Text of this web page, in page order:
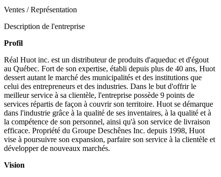
Ventes / Représentation
Description de l'entreprise
Profil
Réal Huot inc. est un distributeur de produits d'aqueduc et d'égout
au Québec. Fort de son expertise, établi depuis plus de 40 ans, Huot
dessert autant le marché des municipalités et des institutions que
celui des entrepreneurs et des industries. Dans le but d'offrir le
meilleur service à sa clientèle, l'entreprise possède 9 points de
services répartis de façon à couvrir son territoire. Huot se démarque
dans l'industrie grâce à la qualité de ses inventaires, à la qualité et à
la compétence de son personnel, ainsi qu'à son service de livraison
efficace. Propriété du Groupe Deschênes Inc. depuis 1998, Huot
vise à poursuivre son expansion, parfaire son service à la clientèle et
développer de nouveaux marchés.
Vision